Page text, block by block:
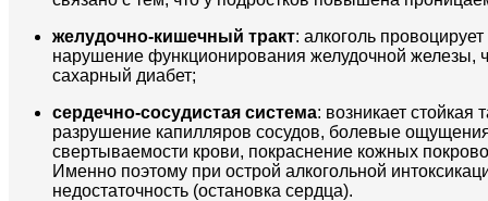
желудочно-кишечный тракт: алкоголь
нарушение функционирования желудочной железы,
сахарный диабет;
сердечно-сосудистая система: возникает
разрушение капилляров сосудов, болевые
свертываемости крови, покраснение кожных
Именно поэтому при острой алкогольной
недостаточность (остановка сердца).